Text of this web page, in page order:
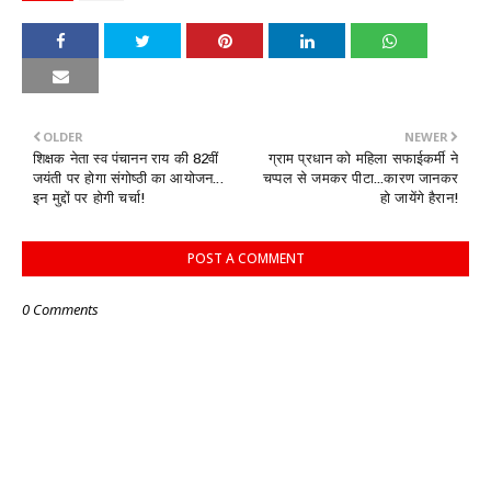
NEWER
ग्राम प्रधान को महिला सफाईकर्मी ने
चप्पल से जमकर पीटा...कारण जानकर
हो जायेंगे हैरान!
OLDER
शिक्षक नेता स्व पंचानन राय की 82वीं
जयंती पर होगा संगोष्ठी का आयोजन...
इन मुद्दों पर होगी चर्चा!
POST A COMMENT
0 Comments